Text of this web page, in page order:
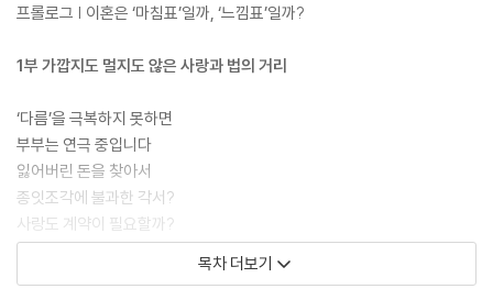
프롤로그 | 이혼은 ‘마침표’일까, ‘느낌표’일까?
1부 가깝지도 멀지도 않은 사랑과 법의 거리
‘다름’을 극복하지 못하면
부부는 연극 중입니다
잃어버린 돈을 찾아서
종잇조각에 불과한 각서?
사랑도 계약이 필요할까?
TIP 1 | 인생 최악의 배우자 TOP 10
목차 더보기